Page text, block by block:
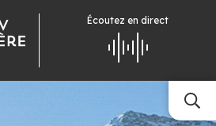
Écoutez en direct